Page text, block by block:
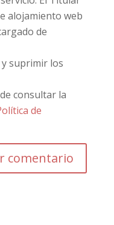
alojamiento web
de
suprimir los
consultar la
de